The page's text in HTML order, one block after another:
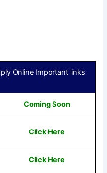
Online Important links
Coming Soon
Click Here
Click Here